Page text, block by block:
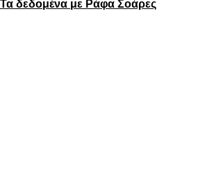
Τα δεδομένα με Ράφα Σοάρες